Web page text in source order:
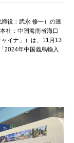
役：武永 修一）の連
社：中国海南省海⼝
イナ」）は、11月13
2024年中国義烏輸入